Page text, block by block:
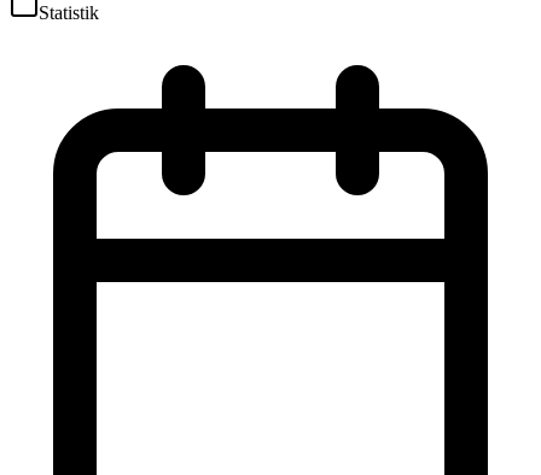
Statistik